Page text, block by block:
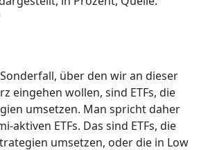
über den wir an dieser
eingehen wollen, sind ETFs, die
umsetzen. Man spricht daher
aktiven ETFs. Das sind ETFs, die
umsetzen, oder die in Low